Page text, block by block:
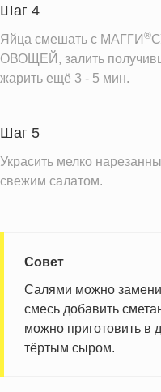
Шаг 4
Яйца смешать с МАГГИ ®
ОВОЩЕЙ, залить
жарить ещё 3 - 5 мин.
Шаг 5
Украсить мелко
свежим салатом.
Совет
Салями можно
смесь добавить
можно приготовить в
тёртым сыром.